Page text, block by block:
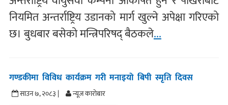
नियमित अन्तर्राष्ट्रिय उडानको मार्ग खुल्ने अपेक्षा गरिएको
छ। बुधबार बसेको मन्त्रिपरिषद् बैठकले...
गण्डकीमा विविध कार्यक्रम गरी मनाइयो बिपी स्मृति दिवस
साउन ७, २०८३ | न्यूज काराेबार